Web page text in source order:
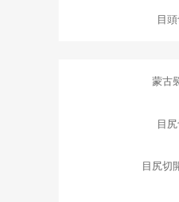
目
蒙古
目
目尻切